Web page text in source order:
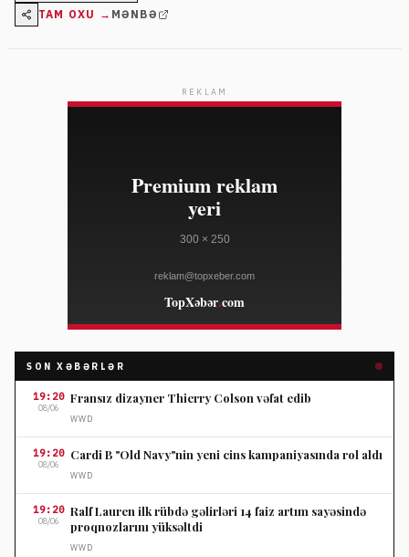
TAM OXU → MƏNBƏ
REKLAM
SON XƏBƏRLƏR
19:20
08/06
Fransız dizayner Thierry Colson vəfat edib
WWD
19:20
08/06
Cardi B "Old Navy"nin yeni cins kampaniyasında rol aldı
WWD
19:20
08/06
Ralf Lauren ilk rübdə gəlirləri 14 faiz artım sayəsində
proqnozlarını yüksəltdi
WWD